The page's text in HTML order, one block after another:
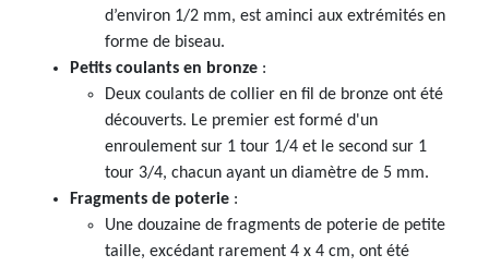
d’environ 1/2 mm, est aminci aux extrémités en
forme de biseau.
Petits coulants en bronze :
Deux coulants de collier en fil de bronze ont été
découverts. Le premier est formé d'un
enroulement sur 1 tour 1/4 et le second sur 1
tour 3/4, chacun ayant un diamètre de 5 mm.
Fragments de poterie :
Une douzaine de fragments de poterie de petite
taille, excédant rarement 4 x 4 cm, ont été